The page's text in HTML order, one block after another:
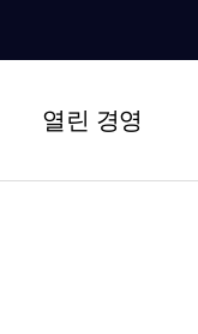
열린 경영